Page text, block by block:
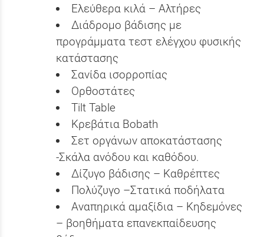
Ελεύθερα κιλά – Αλτήρες
Διάδρομο βάδισης με
προγράμματα τεστ ελέγχου φυσικής
κατάστασης
Σανίδα ισορροπίας
Ορθοστάτες
Tilt Table
Κρεβάτια Bobath
Σετ οργάνων αποκατάστασης
-Σκάλα ανόδου και καθόδου.
Δίζυγο βάδισης – Καθρέπτες
Πολύζυγο –Στατικά ποδήλατα
Αναπηρικά αμαξίδια – Κηδεμόνες
– βοηθήματα επανεκπαίδευσης